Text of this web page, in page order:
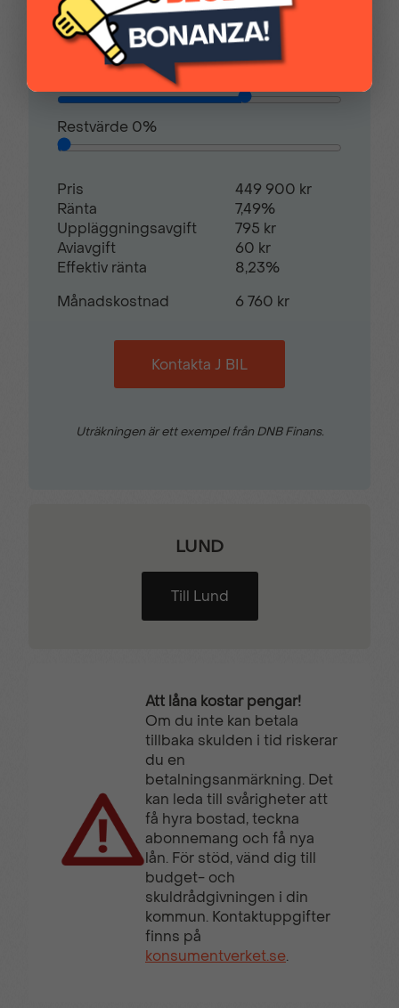
Filhållningsassistent
”Follow me home”-
funktion
Främre
kollisionsvarning
Förvaringsfack fram
Förvaringsfack i
mittkonsol
Genomgående
bakljusramp
Handskfack med
Infällda dörrhandtag
hastighetsassistans
ISOFIX i baksätet
Justerbart ryggstöd
Köassistent
LED-strålkastare
Mugghållare fram
Multifunktionsratt
NFC-nycke Nödanrop (eCall)
Online-navigation
Panoramasoltak med
elektrisk gardin
Kontantinsats112 475,00 kr
Avbetalningstid60
Restvärde 0%
Pris
449 900 kr
Ränta
7,49%
Uppläggningsavgift
795 kr
Aviavgift
60 kr
Effektiv ränta
8,23%
Månadskostnad
6 760 kr
Kontakta J BIL
Uträkningen är ett exempel från DNB Finans.
LUND
Till Lund
Att låna kostar pengar!
Om du inte kan betala
tillbaka skulden i tid riskerar
du en
betalningsanmärkning. Det
kan leda till svårigheter att
få hyra bostad, teckna
abonnemang och få nya
lån. För stöd, vänd dig till
budget- och
skuldrådgivningen i din
kommun. Kontaktuppgifter
finns på
konsumentverket.se.